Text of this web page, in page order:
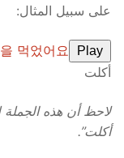
على سبيل المثال:
Play
먹었어요
أكلت
لاحظ أن هذه الجملة
أكلت”.